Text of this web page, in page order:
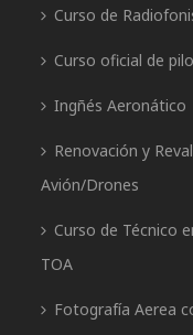
Curso de
Curso oficial de
Ingñés Aeronático
Renovación y
Avión/Drones
Curso de Técnico
TOA
Fotografía Aerea